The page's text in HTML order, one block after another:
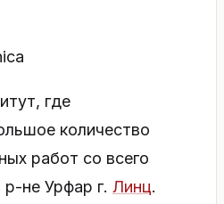
где
количество
работ со всего
не Урфар г. Линц.